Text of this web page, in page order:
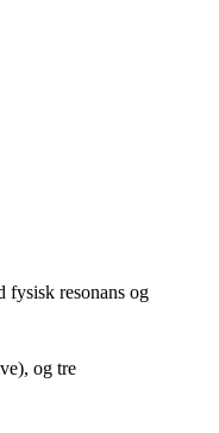
fysisk resonans og
og tre